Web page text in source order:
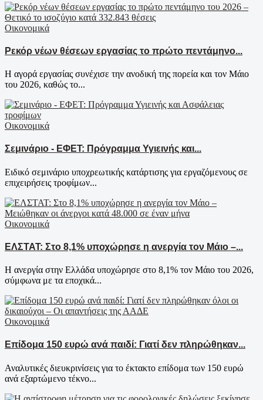
Οικονομικά
Ρεκόρ νέων θέσεων εργασίας το πρώτο πεντάμηνο...
Η αγορά εργασίας συνέχισε την ανοδική της πορεία και τον Μάιο
του 2026, καθώς το...
Οικονομικά
Σεμινάριο - ΕΦΕΤ: Πρόγραμμα Υγιεινής και...
Ειδικό σεμινάριο υποχρεωτικής κατάρτισης για εργαζόμενους σε
επιχειρήσεις τροφίμων...
Οικονομικά
ΕΛΣΤΑΤ: Στο 8,1% υποχώρησε η ανεργία τον Μάιο –...
Η ανεργία στην Ελλάδα υποχώρησε στο 8,1% τον Μάιο του 2026,
σύμφωνα με τα εποχικά...
Οικονομικά
Επίδομα 150 ευρώ ανά παιδί: Γιατί δεν πληρώθηκαν...
Αναλυτικές διευκρινίσεις για το έκτακτο επίδομα των 150 ευρώ
ανά εξαρτώμενο τέκνο...